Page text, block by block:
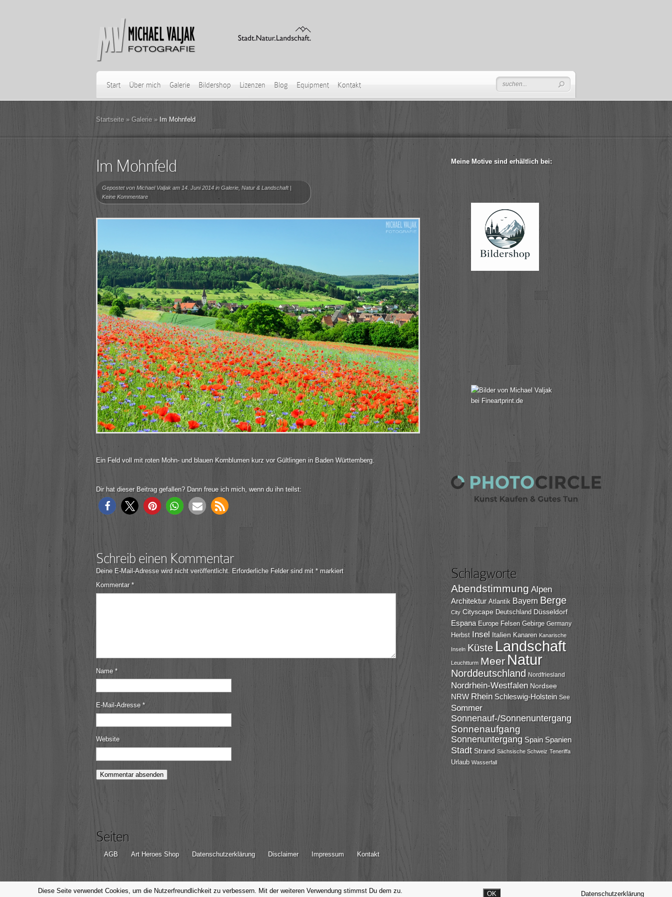
Start Über mich Galerie Bildershop Lizenzen Blog Equipment Kontakt
Startseite » Galerie » Im Mohnfeld
Im Mohnfeld
Gepostet von Michael Valjak am 14. Juni 2014 in Galerie Natur & Landschaft|
Keine Kommentare
Ein Feld voll mit roten Mohn- und blauen Kornblumen kurz vor Gültlingen in Baden Württemberg.
Dir hat dieser Beitrag gefallen? Dann freue ich mich, wenn du ihn teilst:
Schreib einen Kommentar
Deine E-Mail-Adresse wird nicht veröffentlicht. Erforderliche Felder sind mit * markiert
Kommentar *
Name *
E-Mail-Adresse *
Website
Meine Motive sind erhältlich bei:
Schlagworte
Abendstimmung Alpen
Architektur Atlantik Bayern Berge
City Cityscape Deutschland Düsseldorf
Espana Europe Felsen Gebirge Germany
Herbst Insel Italien Kanaren Kanarische
Inseln Küste Landschaft
Leuchtturm Meer Natur
Norddeutschland Nordfriesland
Nordrhein-Westfalen Nordsee
NRW Rhein Schleswig-Holstein See
Sommer
Sonnenauf-/Sonnenuntergang
Sonnenaufgang
Sonnenuntergang Spain Spanien
Stadt Strand Sächsische Schweiz Teneriffa
Urlaub Wasserfall
Seiten
AGB Art Heroes Shop Datenschutzerklärung Disclaimer Impressum Kontakt
© Michael Valjak Fotografie, 2014-2026
Diese Seite verwendet Cookies, um die Nutzerfreundlichkeit zu verbessern. Mit der weiteren Verwendung stimmst Du dem zu. OK Datenschutzerklärung